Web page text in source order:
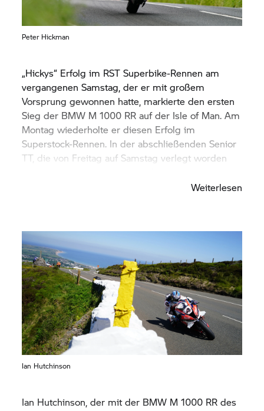
Peter Hickman
„Hickys“ Erfolg im RST Superbike-Rennen am
vergangenen Samstag, der er mit großem
Vorsprung gewonnen hatte, markierte den ersten
Sieg der BMW M 1000 RR auf der Isle of Man. Am
Montag wiederholte er diesen Erfolg im
Superstock-Rennen. In der abschließenden Senior
TT, die von Freitag auf Samstag verlegt worden
Weiterlesen
Ian Hutchinson
Ian Hutchinson, der mit der BMW M 1000 RR des